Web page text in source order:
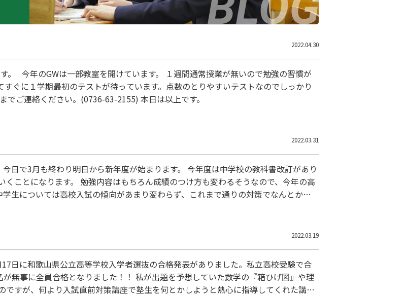
2022.04.30
。 今年のGWは一部教室を開けています。 １週間通常授業が無いので勉強の習慣が
ぐに１学期最初のテストが待っています。点数のとりやすいテストなのでしっかり
でご連絡ください。(0736-63-2155) 本日は以上です。
2022.03.31
日で3月も終わり明日から新年度が始まります。 今年度は中学校の教科書改訂があり
ことになります。 勉強内容はもちろん成績のつけ方も変わるそうなので、今年の高
生については高校入試の傾向があまり変わらず、これまで通りの対策でなんとかな
2022.03.19
日に和歌山県公立高等学校入学者選抜の合格発表がありました。私立高校受験で合
無事に全員合格となりました！！ 私が出題を予想していた数学の『箱ひげ図』や理
すが、何より入試直前対策講座で塾生を何とかしようと熱心に指導してくれた講師